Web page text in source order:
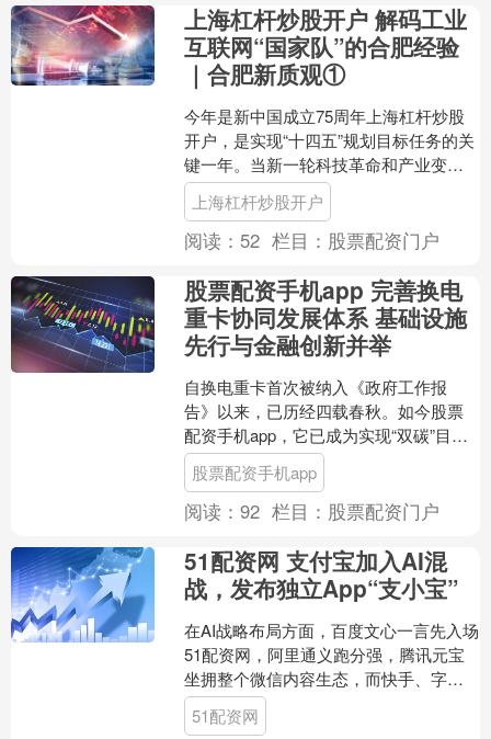
上海杠杆炒股开户 解码工业
互联网“国家队”的合肥经验
｜合肥新质观①
今年是新中国成立75周年上海杠杆炒股
开户，是实现“十四五”规划目标任务的关
键一年。当新一轮科技革命和产业变革
与中国加快转变经济发展方式形成历史
性交汇，发展新质生....
上海杠杆炒股开户
阅读： 52 栏目： 股票配资门户
股票配资手机app 完善换电
重卡协同发展体系 基础设施
先行与金融创新并举
自换电重卡首次被纳入《政府工作报
告》以来，已历经四载春秋。如今股票
配资手机app，它已成为实现“双碳”目标
的关键途径之一。今年换电重卡行业正
步入新的发展阶段，也....
股票配资手机app
阅读：92 栏目： 股票配资门户
51配资网 支付宝加入AI混
战，发布独立App“支小宝”
在AI战略布局方面，百度文心一言先入场
51配资网，阿里通义跑分强，腾讯元宝
坐拥整个微信内容生态，而快手、字节
的大模型则有各自庞大的视频数据库，
中国互联网大厂似乎....
51配资网